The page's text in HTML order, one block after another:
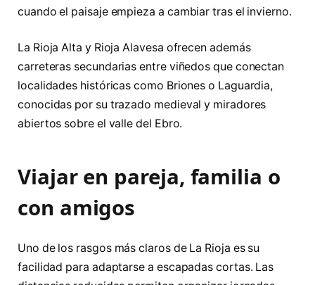
cuando el paisaje empieza a cambiar tras el invierno.
La Rioja Alta y Rioja Alavesa ofrecen además
carreteras secundarias entre viñedos que conectan
localidades históricas como Briones o Laguardia,
conocidas por su trazado medieval y miradores
abiertos sobre el valle del Ebro.
Viajar en pareja, familia o
con amigos
Uno de los rasgos más claros de La Rioja es su
facilidad para adaptarse a escapadas cortas. Las